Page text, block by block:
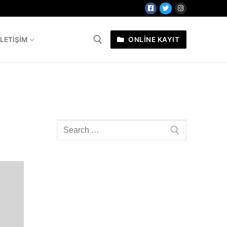
ONLİNE KAYIT